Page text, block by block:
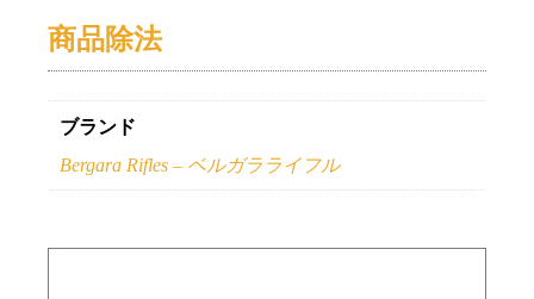
商品除法
ブランド
Bergara Rifles – ベルガラライフル